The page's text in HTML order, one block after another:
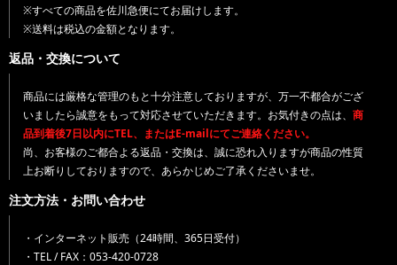
※すべての商品を佐川急便にてお届けします。
※送料は税込の金額となります。
返品・交換について
商品には厳格な管理のもと十分注意しておりますが、万一不都合がござ
いましたら誠意をもって対応させていただきます。お気付きの点は、 商
品到着後7日以内にTEL、またはE-mailにてご連絡ください。
尚、お客様のご都合よる返品・交換は、誠に恐れ入りますが商品の性質
上お断りしておりますので、あらかじめご了承くださいませ。
注文方法・お問い合わせ
・インターネット販売（24時間、365日受付）
・TEL / FAX：053-420-0728